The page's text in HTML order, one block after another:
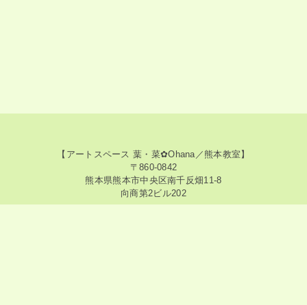
【アートスペース 葉・菜✿Ohana／熊本教室】
〒860-0842
熊本県熊本市中央区南千反畑11-8
向商第2ビル202